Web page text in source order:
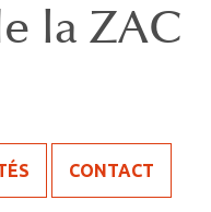
la ZAC
CONTACT